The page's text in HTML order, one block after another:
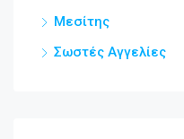
Μεσίτης
Σωστές Αγγελίες